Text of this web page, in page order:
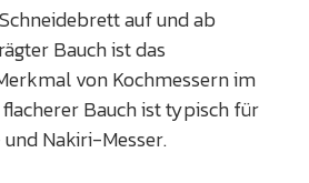
auf und ab
Bauch ist das
von Kochmessern im
Bauch ist typisch für
Nakiri-Messer.